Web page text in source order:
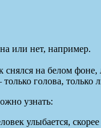
или нет, например.
на белом фоне,
голова,
узнать:
улыбается,